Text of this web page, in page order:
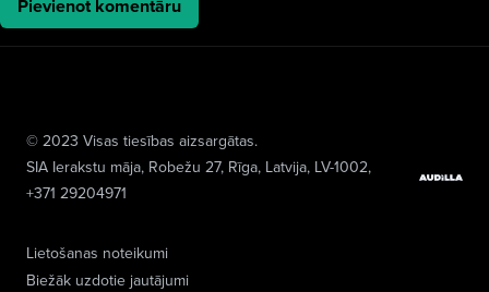
Lietošanas noteikumi
Biežāk uzdotie jautājumi
© 2023 Visas tiesības aizsargātas.
SIA Ierakstu māja, Robežu 27, Rīga, Latvija, LV-1002,
+371 29204971